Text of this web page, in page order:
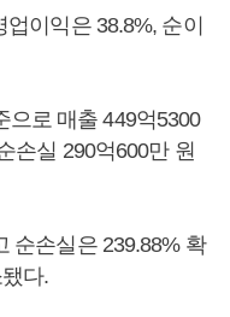
이익은 38.8%, 순이
으로 매출 449억5300
손실 290억600만 원
순손실은 239.88% 확
다.